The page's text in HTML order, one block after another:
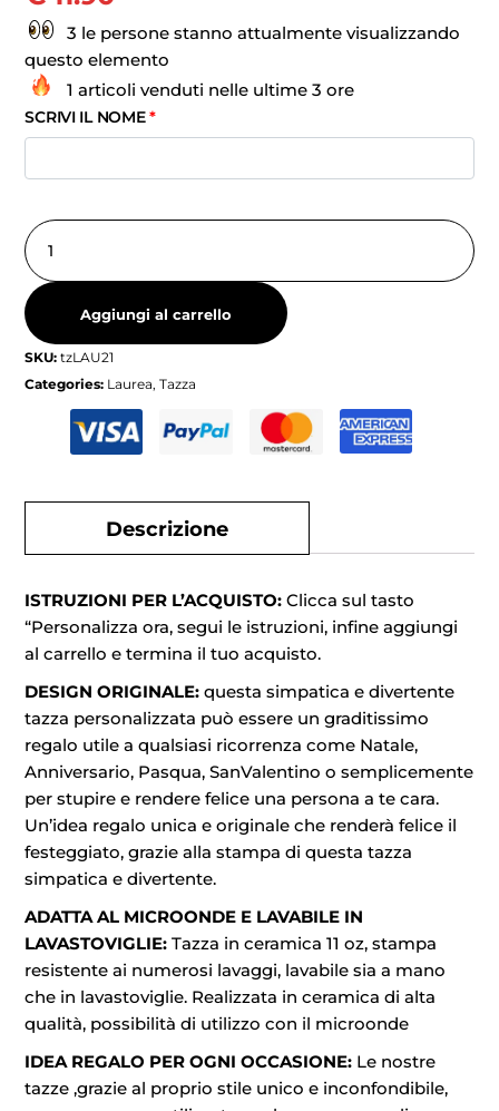
3 le persone stanno attualmente visualizzando
questo elemento
1 articoli venduti nelle ultime 3 ore
SCRIVI IL NOME*
Aggiungi al carrello
SKU:tzLAU21
Categories: Laurea,Tazza
Descrizione
ISTRUZIONI PER L’ACQUISTO:Clicca sul tasto
“Personalizza ora, segui le istruzioni, infine aggiungi
al carrello e termina il tuo acquisto.
DESIGN ORIGINALE: questa simpatica e divertente
tazza personalizzata può essere un graditissimo
regalo utile a qualsiasi ricorrenza come Natale,
Anniversario, Pasqua, SanValentino o semplicemente
per stupire e rendere felice una persona a te cara.
Un’idea regalo unica e originale che renderà felice il
festeggiato, grazie alla stampa di questa tazza
simpatica e divertente.
ADATTA AL MICROONDE E LAVABILE IN
LAVASTOVIGLIE:Tazza in ceramica 11 oz, stampa
resistente ai numerosi lavaggi, lavabile sia a mano
che in lavastoviglie. Realizzata in ceramica di alta
qualità, possibilità di utilizzo con il microonde
IDEA REGALO PER OGNI OCCASIONE: Le nostre
tazze ,grazie al proprio stile unico e inconfondibile,